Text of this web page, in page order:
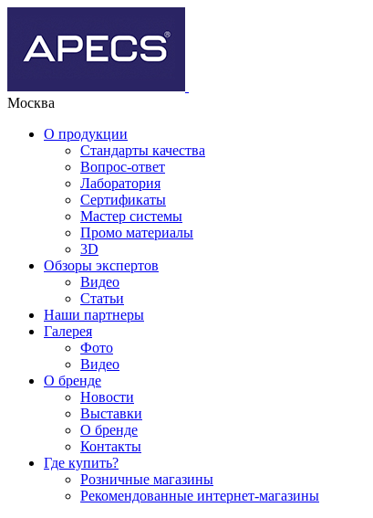
Москва
О продукции
Стандарты качества
Вопрос-ответ
Лаборатория
Сертификаты
Мастер системы
Промо материалы
3D
Обзоры экспертов
Видео
Статьи
Наши партнеры
Галерея
Фото
Видео
О бренде
Новости
Выставки
О бренде
Контакты
Где купить?
Розничные магазины
Рекомендованные интернет-магазины